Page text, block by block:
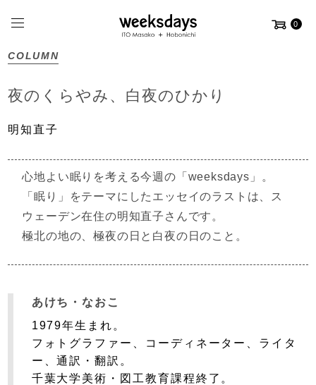
0
COLUMN
夜のくらやみ、白夜のひかり
明知直子
心地よい眠りを考える今週の「weeksdays」。
「眠り」をテーマにしたエッセイのラストは、
ス
ウェーデン在住の明知直子さんです。
極北の地の、極夜の日と白夜の日のこと。
あけち・なおこ
1979年生まれ。
フォトグラファー、コーディネーター、 ライタ
ー、通訳・翻訳。
千葉大学美術・図工教育課程終了。